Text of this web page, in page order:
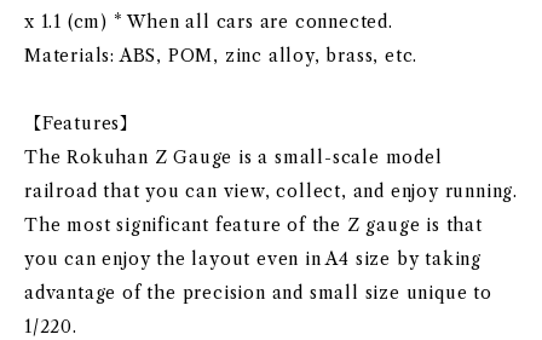
x 1.1 (cm) * When all cars are connected.
Materials: ABS, POM, zinc alloy, brass, etc.
【Features】
The Rokuhan Z Gauge is a small-scale model
railroad that you can view, collect, and enjoy running.
The most significant feature of the Z gauge is that
you can enjoy the layout even in A4 size by taking
advantage of the precision and small size unique to
1/220.